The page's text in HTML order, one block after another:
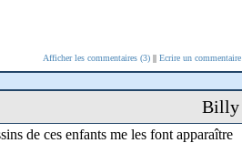
Afficher les commentaires (3)|| Ecrire un commentaire
Billy
de ces enfants me les font apparaître